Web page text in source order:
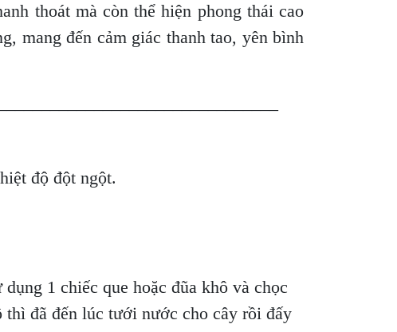
thoát mà còn thể hiện phong thái cao
mang đến cảm giác thanh tao, yên bình
độ đột ngột.
1 chiếc que hoặc đũa khô và chọc
thì đã đến lúc tưới nước cho cây rồi đấy